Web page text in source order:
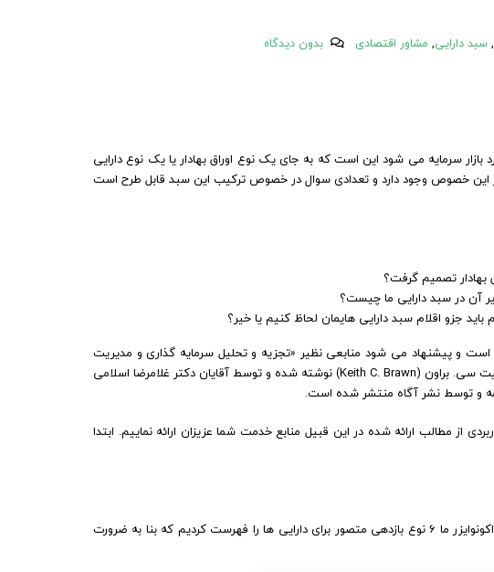
,سبد دارایی, مشاور اقتصادی بدون دیدگاه
سرمایه می شود این است که به جای یک نوع اوراق بهادار یا یک نوع دارایی
در این خصوص وجود دارد و تعدادی سوال در خصوص ترکیب این سبد قابل طرح است
بهادار تصمیم گرفت؟
آن در سبد دارایی ما چیست؟
جزو اقلام سبد دارایی هایمان لحاظ کنیم یا خیر؟
و پیشنهاد می شود منابعی نظیر «تجزیه و تحلیل سرمایه گذاری و مدیریت
سبد اوراق بهادار» که توسط دکتر فرانک کی. رایلی (Frank K. Reilly) ودکتر کیت سی. براون (Keith C. Brawn) نوشته شده و توسط آقایان دکتر غلامرضا اسلامی
و توسط نشر آگاه منتشر شده است.
از مطالب ارائه شده در این قبیل منابع خدمت شما عزیزان ارائه نماییم. ابتدا
از وبسایت اکونوایزر ما ۶ نوع بازدهی متصور برای دارایی ها را فهرست کردیم که بنا به ضرورت